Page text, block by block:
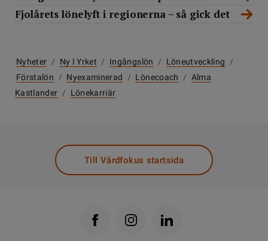
Fjolårets lönelyft i regionerna – så gick det
Nyheter / Ny I Yrket / Ingångslön / Löneutveckling
/
Förstalön
/ Nyexaminerad / Lönecoach / Alma
Kastlander / Lönekarriär
Till Vårdfokus startsida